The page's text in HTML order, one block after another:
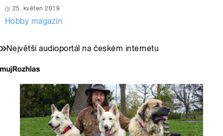
25. květen 2019
Hobby magazín
Největší audioportál na českém internetu